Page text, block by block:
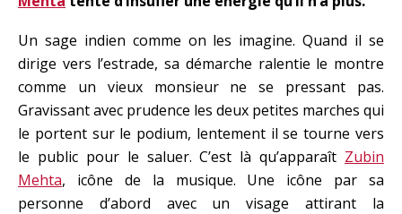
Un sage indien comme on les imagine. Quand il se
dirige vers l’estrade, sa démarche ralentie le montre
comme un vieux monsieur ne se pressant pas.
Gravissant avec prudence les deux petites marches qui
le portent sur le podium, lentement il se tourne vers
le public pour le saluer. C’est là qu’apparaît Zubin
Mehta, icône de la musique. Une icône par sa
personne d’abord avec un visage attirant la